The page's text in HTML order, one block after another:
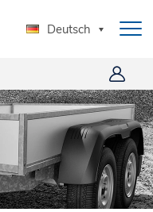
Deutsch